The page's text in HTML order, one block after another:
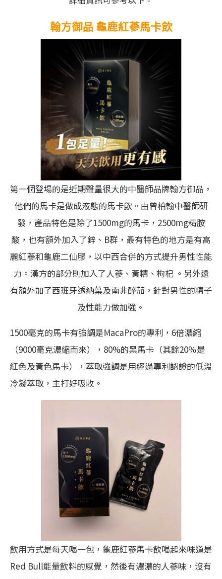
翰方御品 龜鹿紅蔘馬卡飲
第一個登場的是近期聲量很大的中醫師品牌翰方御品，
他們的馬卡是做成液態的馬卡飲。由曾柏翰中醫師研
發，產品特色是除了1500mg的馬卡，2500mg精胺
酸，也有額外加入了鋅、B群，最有特色的地方是有高
麗紅蔘和龜鹿二仙膠，以中西合併的方式提升男性性能
力。漢方的部分則加入了人蔘、黃精、枸杞 。另外還
有額外加了西班牙透納葉及南非醉茄，針對男性的精子
及性能力做加強。
1500毫克的馬卡有強調是MacaPro的專利，6倍濃縮
（9000毫克濃縮而來），80%的黑馬卡（其餘20％是
紅色及黃色馬卡），萃取強調是用經過專利認證的低溫
冷凝萃取，主打好吸收。
飲用方式是每天喝一包，龜鹿紅蔘馬卡飲喝起來味道是
Red Bull能量飲料的感覺，然後有濃濃的人蔘味，沒有